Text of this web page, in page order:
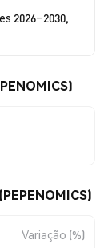
2026–2030,
Variação (%)